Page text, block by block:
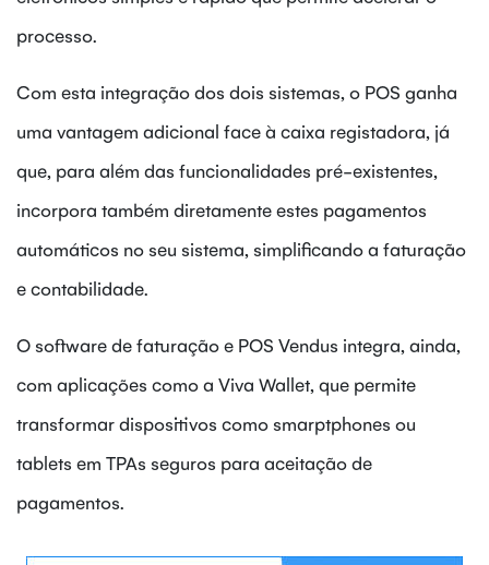
processo.
Com esta integração dos dois sistemas, o POS ganha
uma vantagem adicional face à caixa registadora, já
que, para além das funcionalidades pré-existentes,
incorpora também diretamente estes pagamentos
automáticos no seu sistema, simplificando a faturação
e contabilidade.
O software de faturação e POS Vendus integra, ainda,
com aplicações como a Viva Wallet, que permite
transformar dispositivos como smarptphones ou
tablets em TPAs seguros para aceitação de
pagamentos.